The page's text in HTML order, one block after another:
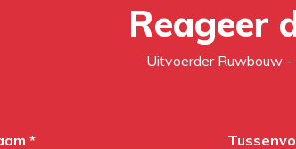
Reageer
Uitvoerder Ruwbouw -
*